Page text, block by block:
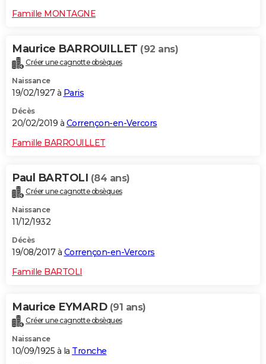
Famille MONTAGNE
Maurice BARROUILLET (92 ans)
Créer une cagnotte obsèques
Naissance
19/02/1927 à Paris
Décès
20/02/2019 à Corrençon-en-Vercors
Famille BARROUILLET
Paul BARTOLI (84 ans)
Créer une cagnotte obsèques
Naissance
11/12/1932
Décès
19/08/2017 à Corrençon-en-Vercors
Famille BARTOLI
Maurice EYMARD (91 ans)
Créer une cagnotte obsèques
Naissance
10/09/1925 à la Tronche